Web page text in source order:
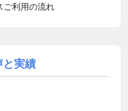
ご利用の流れ
と実績